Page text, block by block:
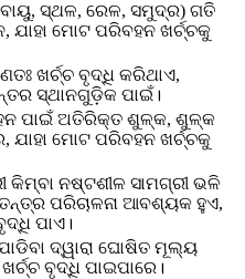
ସ୍ଥଳ, ରେଳ, ସମୁଦ୍ର) ଗତି
ଯାହା ମୋଟ ପରିବହନ ଖର୍ଚ୍ଚକୁ
ଖର୍ଚ୍ଚ ବୃଦ୍ଧି କରିଥାଏ,
ସ୍ଥାନଗୁଡ଼ିକ ପାଇଁ।
ପାଇଁ ଅତିରିକ୍ତ ଶୁଳ୍କ, ଶୁଳ୍କ
ଯାହା ମୋଟ ପରିବହନ ଖର୍ଚ୍ଚକୁ
କିମ୍ବା ନଷ୍ଟଶୀଳ ସାମଗ୍ରୀ ଭଳି
ପରିଚାଳନା ଆବଶ୍ୟକ ହୁଏ,
ପାଏ।
ଦ୍ୱାରା ଘୋଷିତ ମୂଲ୍ୟ
ବୃଦ୍ଧି ପାଇପାରେ।